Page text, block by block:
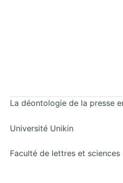
La déontologie de la presse
Université Unikin
Faculté de lettres et sciences